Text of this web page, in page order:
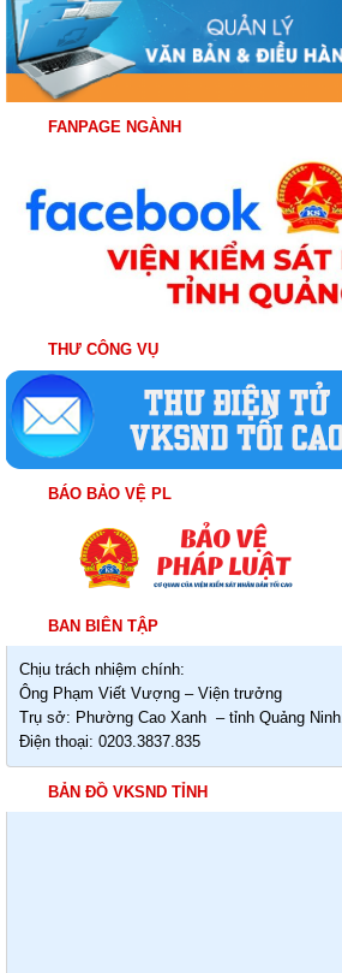
FANPAGE NGÀNH
THƯ CÔNG VỤ
BÁO BẢO VỆ PL
BAN BIÊN TẬP
Chịu trách nhiệm chính:
Ông Phạm Viết Vượng – Viện trưởng
Trụ sở: Phường Cao Xanh – tỉnh Quảng Ninh.
Điện thoại: 0203.3837.835
BẢN ĐỒ VKSND TỈNH